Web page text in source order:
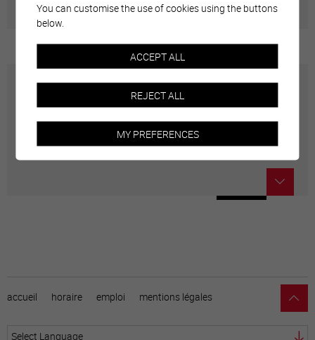
Carte interactive
Géolocalisation de tous les points d'intérêt de la Ville
de Sierre.
accueil horaire emploi mentions légales
You can customise the use of cookies using the buttons
below.
ACCEPT ALL
REJECT ALL
MY PREFERENCES